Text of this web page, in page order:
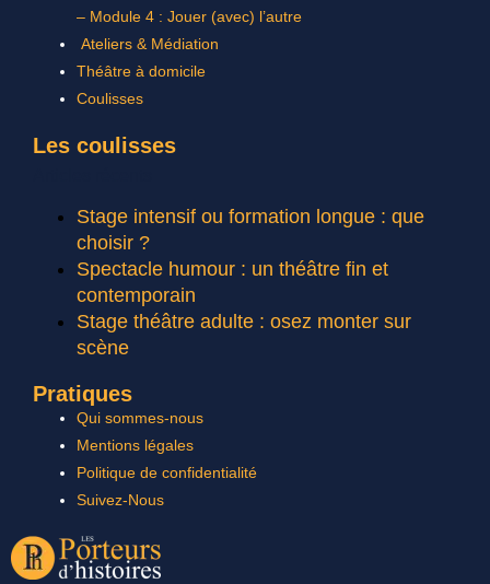
– Module 4 : Jouer (avec) l’autre
Ateliers & Médiation
Théâtre à domicile
Coulisses
Les coulisses
Stage intensif ou formation longue : que
choisir ?
Spectacle humour : un théâtre fin et
contemporain
Stage théâtre adulte : osez monter sur
scène
Pratiques
Qui sommes-nous
Mentions légales
Politique de confidentialité
Suivez-Nous